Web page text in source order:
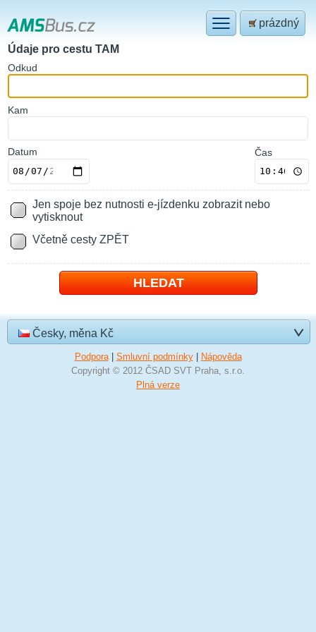
prázdný
Údaje pro cestu TAM
Odkud
Kam
Čas
Datum
Jen spoje bez nutnosti e-jízdenku zobrazit nebo
vytisknout
Včetně cesty ZPĚT
Česky, měna Kč
Podpora| Smluvní podmínky|
Nápověda
Copyright © 2012 ČSAD SVT Praha, s.r.o.
Plná verze